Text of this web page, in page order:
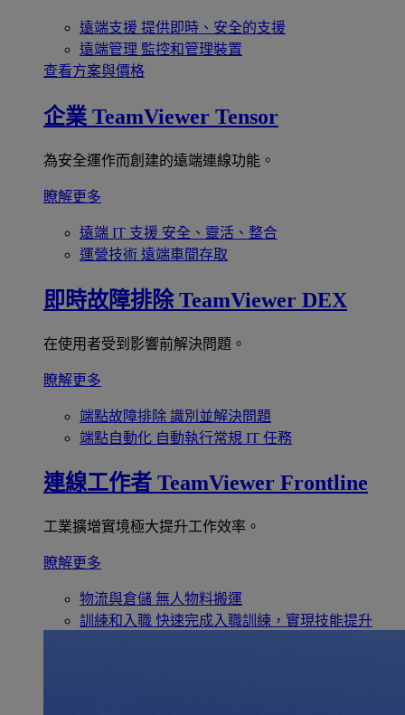
遠端支援 提供即時、安全的支援
遠端管理 監控和管理裝置
查看方案與價格
企業 TeamViewer Tensor
為安全運作而創建的遠端連線功能。
瞭解更多
遠端 IT 支援 安全、靈活、整合
運營技術 遠端車間存取
即時故障排除 TeamViewer DEX
在使用者受到影響前解決問題。
瞭解更多
端點故障排除 識別並解決問題
端點自動化 自動執行常規 IT 任務
連線工作者 TeamViewer Frontline
工業擴增實境極大提升工作效率。
瞭解更多
物流與倉儲 無人物料搬運
訓練和入職 快速完成入職訓練，實現技能提升